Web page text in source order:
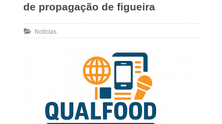
de propagação de figueira
Notícias